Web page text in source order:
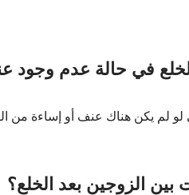
في حالة عدم وجود
لم يكن هناك عنف أو إساءة من
الزوجين بعد الخلع؟